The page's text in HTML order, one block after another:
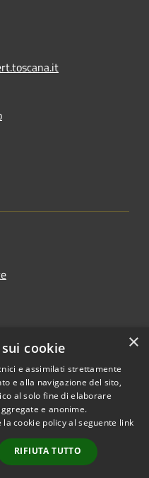
Copyright © 2026 • Comune di
Firenzuola • Powered by
Municipium•
Accesso
redazione
×
cookie
e assimilati strettamente
e alla navigazione del sito,
al solo fine di elaborare
e anonime.
cookie policy al seguente link
RIFIUTA TUTTO